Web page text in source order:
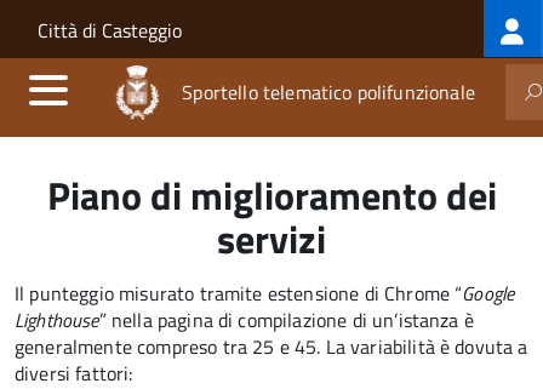
Salta al contenuto principale
Skip to site navigation
Città di Casteggio
Sportello telematico polifunzionale
Piano di miglioramento dei
servizi
Il punteggio misurato tramite estensione di Chrome “Google
Lighthouse” nella pagina di compilazione di un’istanza è
generalmente compreso tra 25 e 45. La variabilità è dovuta a
diversi fattori: